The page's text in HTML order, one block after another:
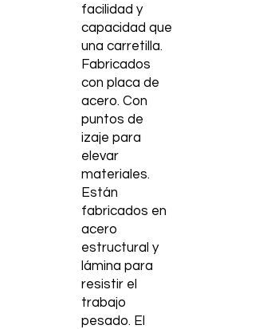
facilidad y
capacidad que
una carretilla.
Fabricados
con placa de
acero. Con
puntos de
izaje para
elevar
materiales.
Están
fabricados en
acero
estructural y
lámina para
resistir el
trabajo
pesado. El